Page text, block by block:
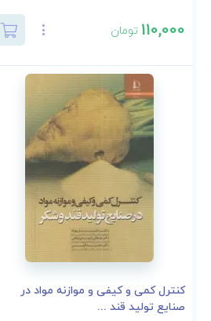
110,000 تومان
کنترل کمی و کیفی و موازنه مواد در
صنایع تولید قند ...